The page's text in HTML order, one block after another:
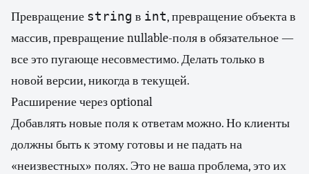
Превращение string в int, превращение объекта в
массив, превращение nullable-поля в обязательное —
все это пугающе несовместимо. Делать только в
новой версии, никогда в текущей.
Расширение через optional
Добавлять новые поля к ответам можно. Но клиенты
должны быть к этому готовы и не падать на
«неизвестных» полях. Это не ваша проблема, это их